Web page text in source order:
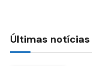
Últimas notícias